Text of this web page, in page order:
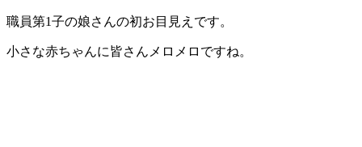
職員第1子の娘さんの初お目見えです。
小さな赤ちゃんに皆さんメロメロですね。